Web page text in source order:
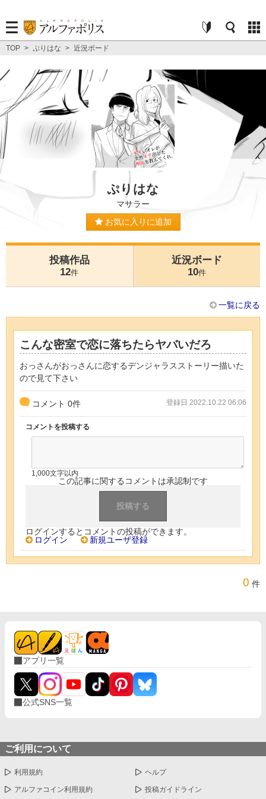
TOP > ぷりはな > 近況ボード
ぷりはな
マサラー
お気に入りに追加
投稿作品
12件
近況ボード
10件
一覧に戻る
こんな密室で恋に落ちたらヤバいだろ
おっさんがおっさんに恋するデンジャラスストーリー描いた
ので見て下さい
コメント 0件 登録日 2022.10.22 06:06
コメントを投稿する
1,000文字以内
この記事に関するコメントは承認制です
ログインするとコメントの投稿ができます。
ログイン
新規ユーザ登録
0 件
アプリ一覧
公式SNS一覧
ご利用について
利用規約 ヘルプ
アルファコイン利用規約 投稿ガイドライン